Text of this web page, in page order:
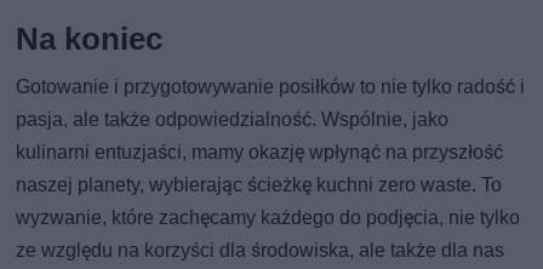
Na koniec
Gotowanie i przygotowywanie posiłków to nie tylko radość i
pasja, ale także odpowiedzialność. Wspólnie, jako
kulinarni entuzjaści, mamy okazję wpłynąć na przyszłość
naszej planety, wybierając ścieżkę kuchni zero waste. To
wyzwanie, które zachęcamy każdego do podjęcia, nie tylko
ze względu na korzyści dla środowiska, ale także dla nas